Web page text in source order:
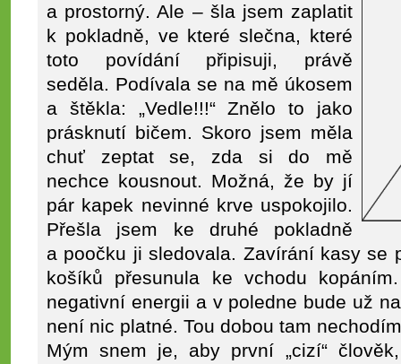
a prostorný. Ale – šla jsem zaplatit
k pokladně, ve které slečna, které
toto povídání připisuji, právě
seděla. Podívala se na mě úkosem
a štěkla: „Vedle!!!“ Znělo to jako
prásknutí bičem. Skoro jsem měla
chuť zeptat se, zda si do mě
nechce kousnout. Možná, že by jí
pár kapek nevinné krve uspokojilo.
Přešla jsem ke druhé pokladně
a poočku ji sledovala. Zavírání kasy se
košíků přesunula ke vchodu
negativní energii a v poledne bude už
není nic platné. Tou dobou tam
Mým snem je, aby první „cizí“